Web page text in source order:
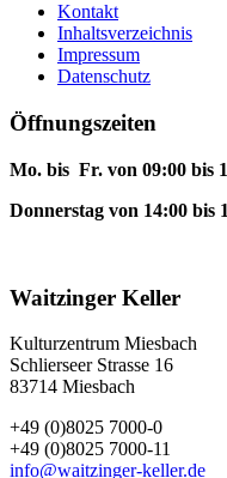
Kontakt
Inhaltsverzeichnis
Impressum
Datenschutz
Öffnungszeiten
Mo. bis Fr. von 09:00 bis
Donnerstag von 14:00 bis
Waitzinger Keller
Kulturzentrum Miesbach
Schlierseer Strasse 16
83714 Miesbach
+49 (0)8025 7000-0
+49 (0)8025 7000-11
info@waitzinger-keller.de